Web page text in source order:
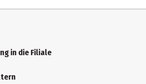
in die Filiale